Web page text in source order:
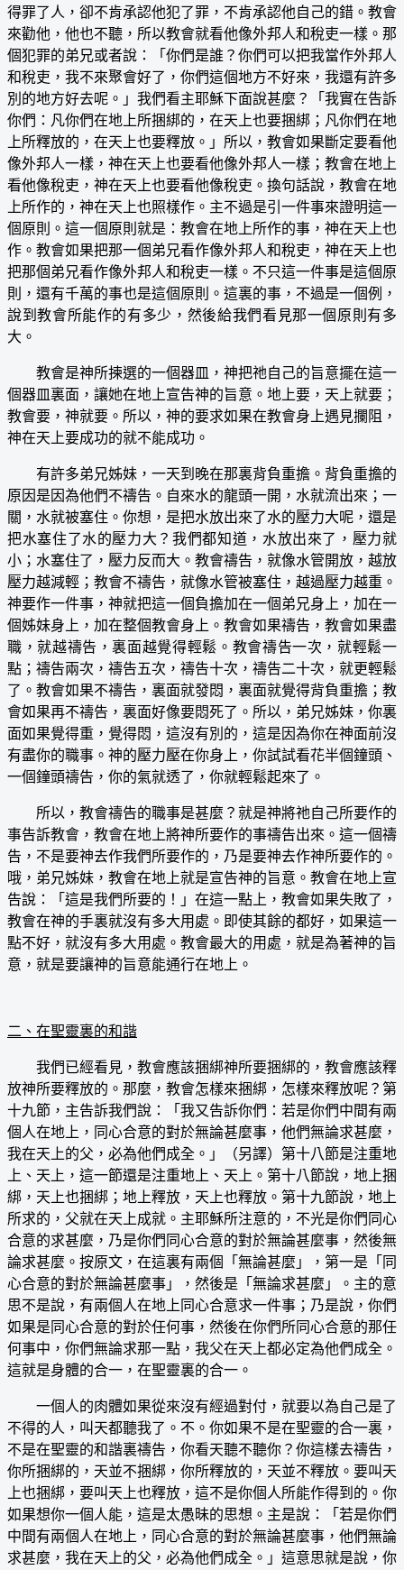
得罪了人，卻不肯承認他犯了罪，不肯承認他自己的錯。教會
來勸他，他也不聽，所以教會就看他像外邦人和稅吏一樣。那
個犯罪的弟兄或者說：「你們是誰？你們可以把我當作外邦人
和稅吏，我不來聚會好了，你們這個地方不好來，我還有許多
別的地方好去呢。」我們看主耶穌下面說甚麼？「我實在告訴
你們：凡你們在地上所捆綁的，在天上也要捆綁；凡你們在地
上所釋放的，在天上也要釋放。」所以，教會如果斷定要看他
像外邦人一樣，神在天上也要看他像外邦人一樣；教會在地上
看他像稅吏，神在天上也要看他像稅吏。換句話說，教會在地
上所作的，神在天上也照樣作。主不過是引一件事來證明這一
個原則。這一個原則就是：教會在地上所作的事，神在天上也
作。教會如果把那一個弟兄看作像外邦人和稅吏，神在天上也
把那個弟兄看作像外邦人和稅吏一樣。不只這一件事是這個原
則，還有千萬的事也是這個原則。這裏的事，不過是一個例，
說到教會所能作的有多少，然後給我們看見那一個原則有多
大。
教會是神所揀選的一個器皿，神把祂自己的旨意擺在這一
個器皿裏面，讓她在地上宣告神的旨意。地上要，天上就要；
教會要，神就要。所以，神的要求如果在教會身上遇見攔阻，
神在天上要成功的就不能成功。
有許多弟兄姊妹，一天到晚在那裏背負重擔。背負重擔的
原因是因為他們不禱告。自來水的龍頭一開，水就流出來；一
關，水就被塞住。你想，是把水放出來了水的壓力大呢，還是
把水塞住了水的壓力大？我們都知道，水放出來了，壓力就
小；水塞住了，壓力反而大。教會禱告，就像水管開放，越放
壓力越減輕；教會不禱告，就像水管被塞住，越過壓力越重。
神要作一件事，神就把這一個負擔加在一個弟兄身上，加在一
個姊妹身上，加在整個教會身上。教會如果禱告，教會如果盡
職，就越禱告，裏面越覺得輕鬆。教會禱告一次，就輕鬆一
點；禱告兩次，禱告五次，禱告十次，禱告二十次，就更輕鬆
了。教會如果不禱告，裏面就發悶，裏面就覺得背負重擔；教
會如果再不禱告，裏面好像要悶死了。所以，弟兄姊妹，你裏
面如果覺得重，覺得悶，這沒有別的，這是因為你在神面前沒
有盡你的職事。神的壓力壓在你身上，你試試看花半個鐘頭、
一個鐘頭禱告，你的氣就透了，你就輕鬆起來了。
所以，教會禱告的職事是甚麼？就是神將祂自己所要作的
事告訴教會，教會在地上將神所要作的事禱告出來。這一個禱
告，不是要神去作我們所要作的，乃是要神去作神所要作的。
哦，弟兄姊妹，教會在地上就是宣告神的旨意。教會在地上宣
告說：「這是我們所要的！」在這一點上，教會如果失敗了，
教會在神的手裏就沒有多大用處。即使其餘的都好，如果這一
點不好，就沒有多大用處。教會最大的用處，就是為著神的旨
意，就是要讓神的旨意能通行在地上。
二、在聖靈裏的和諧
我們已經看見，教會應該捆綁神所要捆綁的，教會應該釋
放神所要釋放的。那麼，教會怎樣來捆綁，怎樣來釋放呢？第
十九節，主告訴我們說：「我又告訴你們：若是你們中間有兩
個人在地上，同心合意的對於無論甚麼事，他們無論求甚麼，
我在天上的父，必為他們成全。」（另譯）第十八節是注重地
上、天上，這一節還是注重地上、天上。第十八節說，地上捆
綁，天上也捆綁；地上釋放，天上也釋放。第十九節說，地上
所求的，父就在天上成就。主耶穌所注意的，不光是你們同心
合意的求甚麼，乃是你們同心合意的對於無論甚麼事，然後無
論求甚麼。按原文，在這裏有兩個「無論甚麼」，第一是「同
心合意的對於無論甚麼事」，然後是「無論求甚麼」。主的意
思不是說，有兩個人在地上同心合意求一件事；乃是說，你們
如果是同心合意的對於任何事，然後在你們所同心合意的那任
何事中，你們無論求那一點，我父在天上都必定為他們成全。
這就是身體的合一，在聖靈裏的合一。
一個人的肉體如果從來沒有經過對付，就要以為自己是了
不得的人，叫天都聽我了。不。你如果不是在聖靈的合一裏，
不是在聖靈的和諧裏禱告，你看天聽不聽你？你這樣去禱告，
你所捆綁的，天並不捆綁，你所釋放的，天並不釋放。要叫天
上也捆綁，要叫天上也釋放，這不是你個人所能作得到的。你
如果想你一個人能，這是太愚昧的思想。主是說：「若是你們
中間有兩個人在地上，同心合意的對於無論甚麼事，他們無論
求甚麼，我在天上的父，必為他們成全。」這意思就是說，你